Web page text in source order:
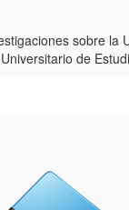
sobre la
de